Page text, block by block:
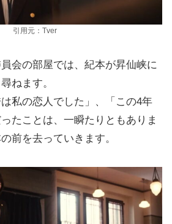
引用元：Tver
会の部屋では、紀本が昇仙峡に
ねます。
私の恋人でした」、「この4年
たことは、一瞬たりともありま
前を去っていきます。